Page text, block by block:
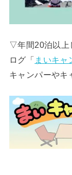
▽年間20泊以上
ログ「 まいキャ
キャンパーやキ